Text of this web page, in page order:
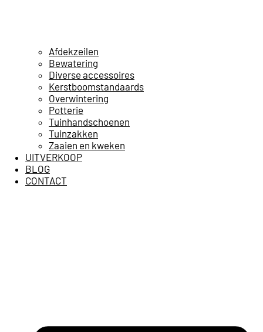
Afdekzeilen
Bewatering
Diverse accessoires
Kerstboomstandaards
Overwintering
Potterie
Tuinhandschoenen
Tuinzakken
Zaaien en kweken
UITVERKOOP
BLOG
CONTACT